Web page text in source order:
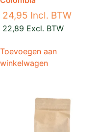
24,95 Incl. BTW
22,89 Excl. BTW
Toevoegen aan
winkelwagen